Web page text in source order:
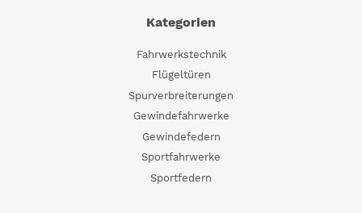
Kategorien
Fahrwerkstechnik
Flügeltüren
Spurverbreiterungen
Gewindefahrwerke
Gewindefedern
Sportfahrwerke
Sportfedern